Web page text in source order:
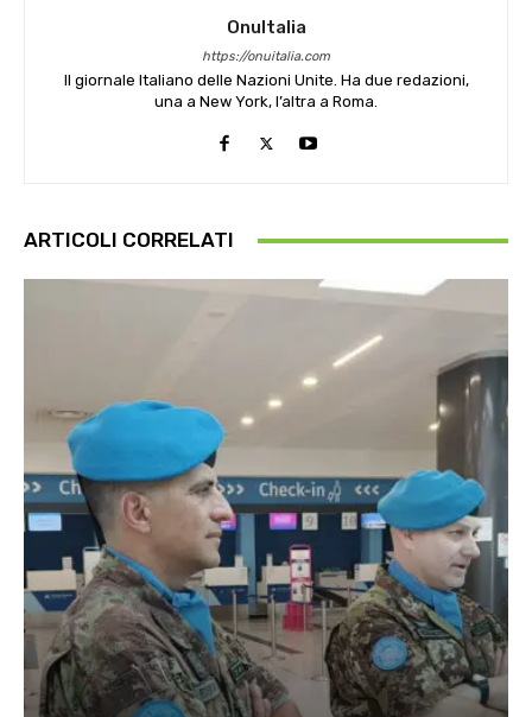
OnuItalia
https://onuitalia.com
Il giornale Italiano delle Nazioni Unite. Ha due redazioni,
una a New York, l’altra a Roma.
ARTICOLI CORRELATI